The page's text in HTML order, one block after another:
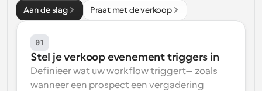
Webhooks
Ontvang een melding wanneer er iets gebeurt
Aan de slag Praat met de verkoop
01
Stel je verkoop evenement triggers in
Definieer wat uw workflow triggert—zoals
wanneer een prospect een vergadering